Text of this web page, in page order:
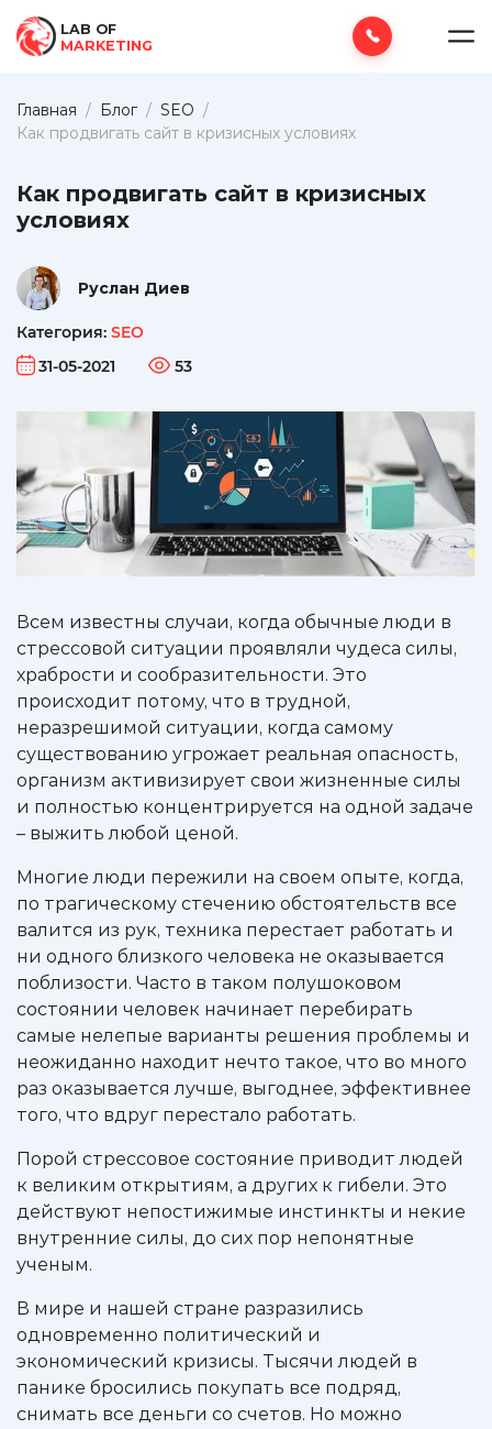
LAB OF
MARKETING
Главная / Блог / SEO /
Как продвигать сайт в кризисных условиях
Как продвигать сайт в кризисных
условиях
Руслан Диев
Категория: SEO
31-05-2021
53
Всем известны случаи, когда обычные люди в
стрессовой ситуации проявляли чудеса силы,
храбрости и сообразительности. Это
происходит потому, что в трудной,
неразрешимой ситуации, когда самому
существованию угрожает реальная опасность,
организм активизирует свои жизненные силы
и полностью концентрируется на одной задаче
– выжить любой ценой.
Многие люди пережили на своем опыте, когда,
по трагическому стечению обстоятельств все
валится из рук, техника перестает работать и
ни одного близкого человека не оказывается
поблизости. Часто в таком полушоковом
состоянии человек начинает перебирать
самые нелепые варианты решения проблемы и
неожиданно находит нечто такое, что во много
раз оказывается лучше, выгоднее, эффективнее
того, что вдруг перестало работать.
Порой стрессовое состояние приводит людей
к великим открытиям, а других к гибели. Это
действуют непостижимые инстинкты и некие
внутренние силы, до сих пор непонятные
ученым.
В мире и нашей стране разразились
одновременно политический и
экономический кризисы. Тысячи людей в
панике бросились покупать все подряд,
снимать все деньги со счетов. Но можно